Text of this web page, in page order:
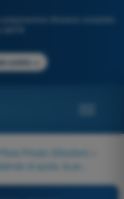
d'esame completa,
subito
Privato (Elicotteri)